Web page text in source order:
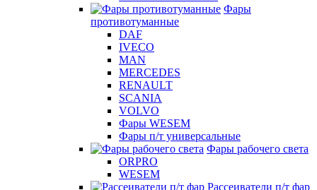
Фары
противотуманные
DAF
IVECO
MAN
MERCEDES
RENAULT
SCANIA
VOLVO
Фары WESEM
Фары п/т универсальные
Фары рабочего света
ORPRO
WESEM
Рассеиватели п/т фар